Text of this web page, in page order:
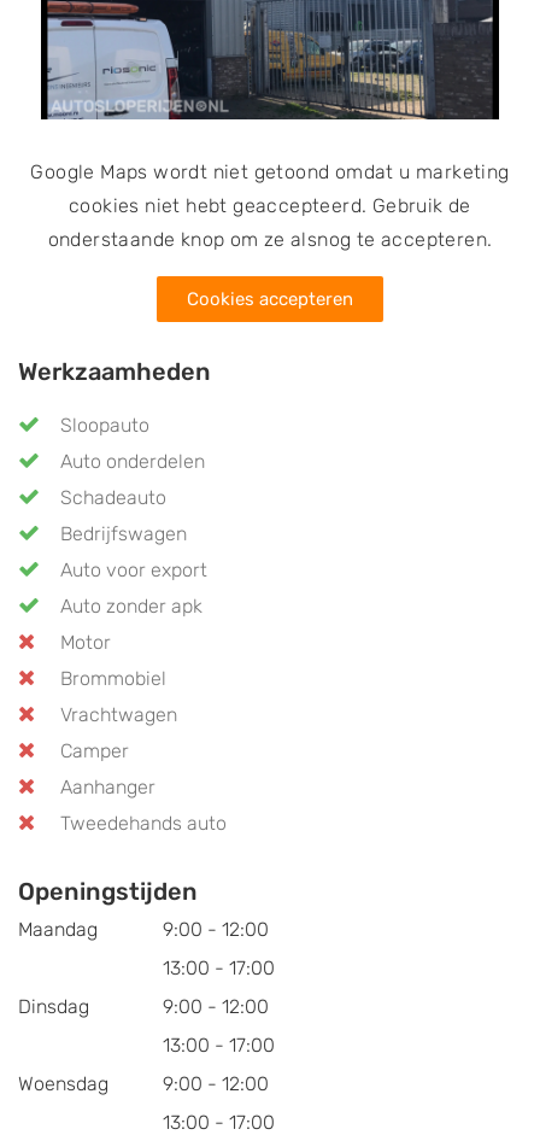
Google Maps wordt niet getoond omdat u marketing
cookies niet hebt geaccepteerd. Gebruik de
onderstaande knop om ze alsnog te accepteren.
Cookies accepteren
Werkzaamheden
Sloopauto
Auto onderdelen
Schadeauto
Bedrijfswagen
Auto voor export
Auto zonder apk
Motor
Brommobiel
Vrachtwagen
Camper
Aanhanger
Tweedehands auto
Openingstijden
Maandag
9:00 - 12:00
13:00 - 17:00
Dinsdag
9:00 - 12:00
13:00 - 17:00
Woensdag
9:00 - 12:00
13:00 - 17:00